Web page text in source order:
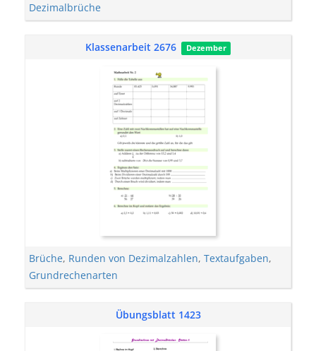
Dezimalbrüche
Klassenarbeit 2676 Dezember
Brüche, Runden von Dezimalzahlen, Textaufgaben,
Grundrechenarten
Übungsblatt 1423